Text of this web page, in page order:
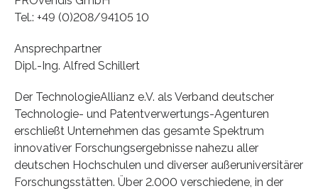
Tel.: +49 (0)208/94105 10
Ansprechpartner
Dipl.-Ing. Alfred Schillert
Der TechnologieAllianz e.V. als Verband deutscher
Technologie- und Patentverwertungs-Agenturen
erschließt Unternehmen das gesamte Spektrum
innovativer Forschungsergebnisse nahezu aller
deutschen Hochschulen und diverser außeruniversitärer
Forschungsstätten. Über 2.000 verschiedene, in der